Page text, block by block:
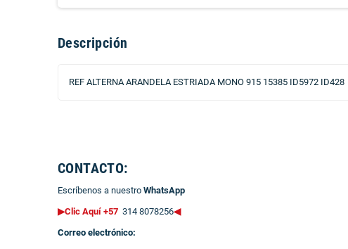
Descripción
REF ALTERNA ARANDELA ESTRIADA MONO 915 15385 ID5972 ID428
CONTACTO:
Escríbenos a nuestro WhatsApp
▶Clic Aquí +57 314 8078256◀
Correo electrónico: